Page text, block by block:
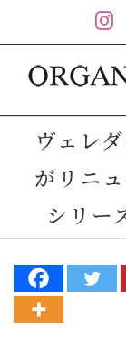
to
content
ヴェレ
がリニ
シリー